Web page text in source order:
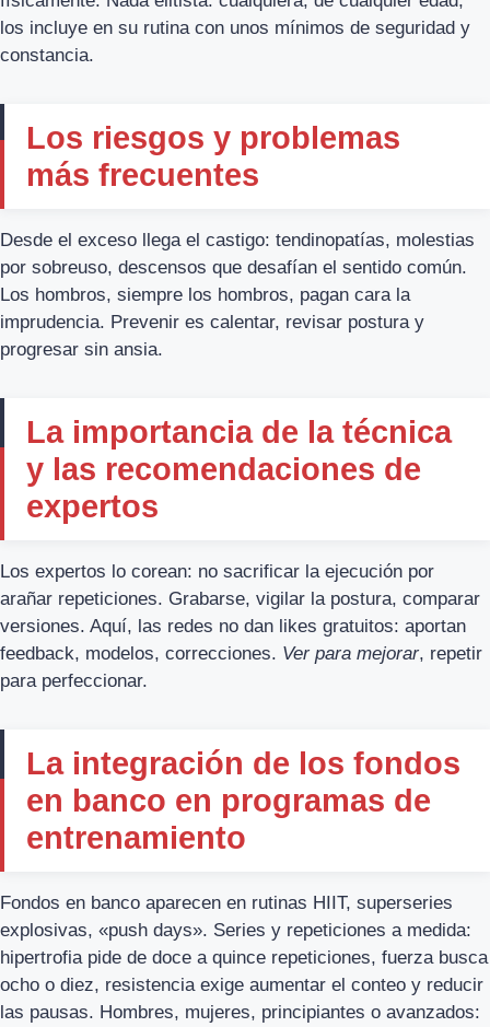
los incluye en su rutina con unos mínimos de seguridad y
constancia.
Los riesgos y problemas
más frecuentes
Desde el exceso llega el castigo: tendinopatías, molestias
por sobreuso, descensos que desafían el sentido común.
Los hombros, siempre los hombros, pagan cara la
imprudencia. Prevenir es calentar, revisar postura y
progresar sin ansia.
La importancia de la técnica
y las recomendaciones de
expertos
Los expertos lo corean: no sacrificar la ejecución por
arañar repeticiones. Grabarse, vigilar la postura, comparar
versiones. Aquí, las redes no dan likes gratuitos: aportan
feedback, modelos, correcciones. Ver para mejorar, repetir
para perfeccionar.
La integración de los fondos
en banco en programas de
entrenamiento
Fondos en banco aparecen en rutinas HIIT, superseries
explosivas, «push days». Series y repeticiones a medida:
hipertrofia pide de doce a quince repeticiones, fuerza busca
ocho o diez, resistencia exige aumentar el conteo y reducir
las pausas. Hombres, mujeres, principiantes o avanzados: